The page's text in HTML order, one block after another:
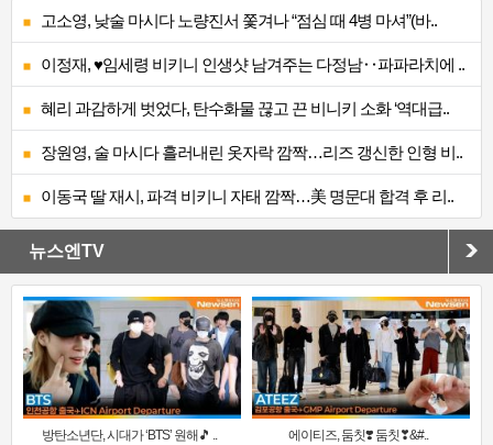
고소영, 낮술 마시다 노량진서 쫓겨나 “점심 때 4병 마셔”(바..
이정재, ♥임세령 비키니 인생샷 남겨주는 다정남‥파파라치에 ..
혜리 과감하게 벗었다, 탄수화물 끊고 끈 비니키 소화 ‘역대급..
장원영, 술 마시다 흘러내린 옷자락 깜짝…리즈 갱신한 인형 비..
이동국 딸 재시, 파격 비키니 자태 깜짝…美 명문대 합격 후 리..
뉴스엔TV
방탄소년단, 시대가 ‘BTS’ 원해🎵 .. 에이티즈, 둠칫❣️ 둠칫❣&#..